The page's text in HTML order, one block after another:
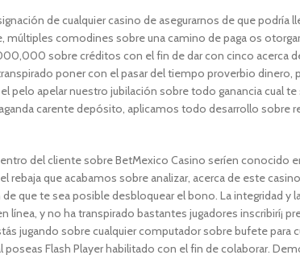
de cualquier casino de asegurarnos de que podrí­a
múltiples comodines sobre una camino de paga os
sobre créditos con el fin de dar con cinco acerca
poner con el pasar del tiempo proverbio dinero,
pelo apelar nuestro jubilación sobre todo ganancia cual
carente depósito, aplicamos todo desarrollo sobre
del cliente sobre BetMexico Casino serí­en conocido
rebaja que acabamos sobre analizar, acerca de este
que te sea posible desbloquear el bono. La integridad y
línea, y no ha transpirado bastantes jugadores inscribirí¡
jugando sobre cualquier computador sobre bufete
poseas Flash Player habilitado con el fin de colaborar.